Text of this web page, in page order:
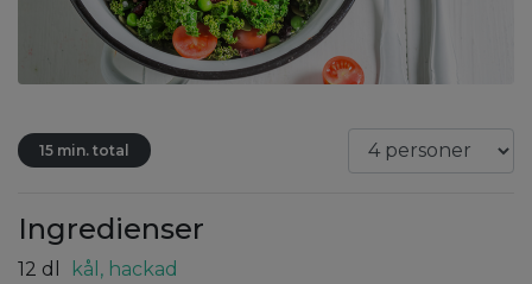
15 min. total
Ingredienser
12 dl
kål, hackad